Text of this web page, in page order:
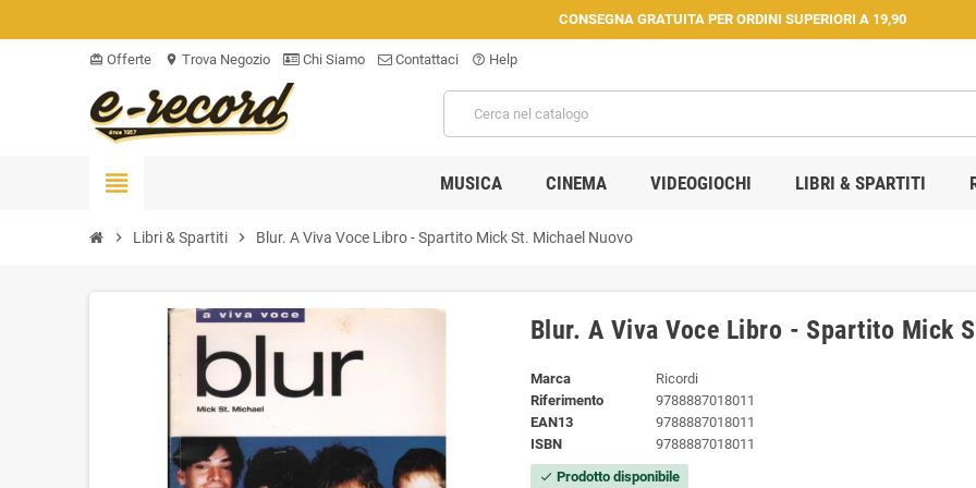
CONSEGNA GRATUITA PER ORDINI SUPERIORI A 19,90
card_giftcard Offerte location_on Trova Negozio Chi Siamo Contattaci help_outline Help
view_headline MUSICA CINEMA VIDEOGIOCHI LIBRI & SPARTITI
chevron_right Libri & Spartiti chevron_right Blur. A Viva Voce Libro - Spartito Mick St. Michael Nuovo
Blur. A Viva Voce Libro - Spartito Mick
Marca
Ricordi
Riferimento
9788887018011
EAN13
9788887018011
ISBN
9788887018011
check Prodotto disponibile